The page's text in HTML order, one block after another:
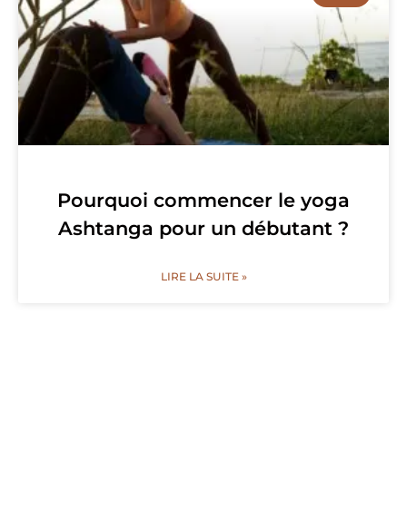
Pourquoi commencer le yoga
Ashtanga pour un débutant ?
LIRE LA SUITE »